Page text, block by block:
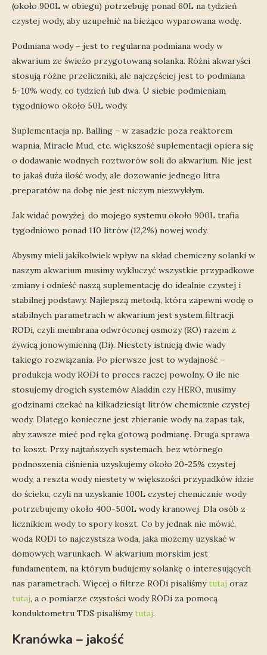
(około 900L w obiegu) potrzebuję ponad 60L na tydzień
czystej wody, aby uzupełnić na bieżąco wyparowana wodę.
Podmiana wody – jest to regularna podmiana wody w
akwarium ze świeżo przygotowaną solanka. Różni akwaryści
stosują różne przeliczniki, ale najczęściej jest to podmiana
5-10% wody, co tydzień lub dwa. U siebie podmieniam
tygodniowo około 50L wody.
Suplementacja np. Balling – w zasadzie poza reaktorem
wapnia, Miracle Mud, etc. większość suplementacji opiera się
o dodawanie wodnych roztworów soli do akwarium. Nie jest
to jakaś duża ilość wody, ale dozowanie jednego litra
preparatów na dobę nie jest niczym niezwykłym.
Jak widać powyżej, do mojego systemu około 900L trafia
tygodniowo ponad 110 litrów (12,2%) nowej wody.
Abysmy mieli jakikolwiek wpływ na skład chemiczny solanki w
naszym akwarium musimy wykluczyć wszystkie przypadkowe
zmiany i odnieść naszą suplementację do idealnie czystej i
stabilnej podstawy. Najlepszą metodą, która zapewni wodę o
stabilnych parametrach w akwarium jest system filtracji
RODi, czyli membrana odwróconej osmozy (RO) razem z
żywicą jonowymienną (Di). Niestety istnieją dwie wady
takiego rozwiązania. Po pierwsze jest to wydajność –
produkcja wody RODi to proces raczej powolny. O ile nie
stosujemy drogich systemów Aladdin czy HERO, musimy
godzinami czekać na kilkadziesiąt litrów chemicznie czystej
wody. Dlatego konieczne jest zbieranie wody na zapas tak,
aby zawsze mieć pod ręka gotową podmianę. Druga sprawa
to koszt. Przy najtańszych systemach, bez wtórnego
podnoszenia ciśnienia uzyskujemy około 20-25% czystej
wody, a reszta wody niestety w większości przypadków idzie
do ścieku, czyli na uzyskanie 100L czystej chemicznie wody
potrzebujemy około 400-500L wody kranowej. Dla osób z
licznikiem wody to spory koszt. Co by jednak nie mówić,
woda RODi to najczystsza woda, jaka możemy uzyskać w
domowych warunkach. W akwarium morskim jest
fundamentem, na którym budujemy solankę o interesujących
nas parametrach. Więcej o filtrze RODi pisaliśmytutaj oraz
tutaj, a o pomiarze czystości wody RODi za pomocą
konduktometru TDS pisaliśmytutaj.
Kranówka – jakość